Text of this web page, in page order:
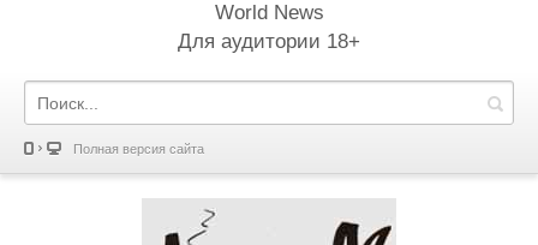
World News
Для аудитории 18+
Полная версия сайта